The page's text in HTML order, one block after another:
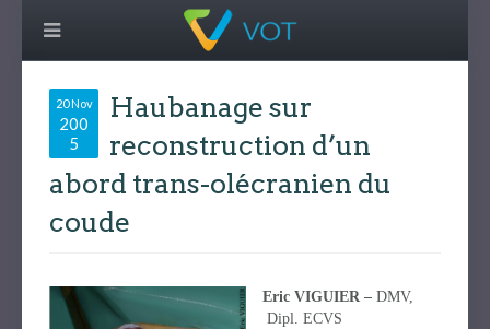
20 Nov
200
5
Haubanage sur
reconstruction d’un
abord trans-olécranien du
coude
Eric VIGUIER – DMV,
Dipl. ECVS